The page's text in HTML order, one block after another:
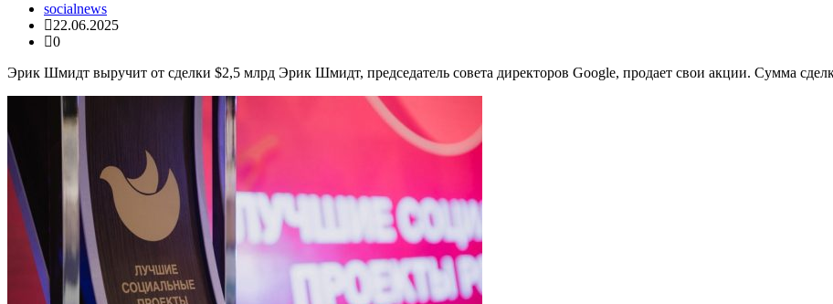
socialnews
22.06.2025
0
Эрик Шмидт выручит от сделки $2,5 млрд Эрик Шмидт, председатель совета директоров Google, продает свои акции. Сумма